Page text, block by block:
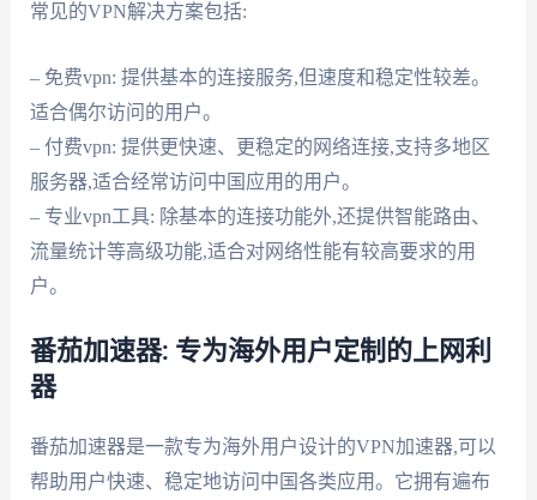
常见的VPN解决方案包括:
– 免费vpn: 提供基本的连接服务,但速度和稳定性较差。
适合偶尔访问的用户。
– 付费vpn: 提供更快速、更稳定的网络连接,支持多地区
服务器,适合经常访问中国应用的用户。
– 专业vpn工具: 除基本的连接功能外,还提供智能路由、
流量统计等高级功能,适合对网络性能有较高要求的用
户。
番茄加速器: 专为海外用户定制的上网利
器
番茄加速器是一款专为海外用户设计的VPN加速器,可以
帮助用户快速、稳定地访问中国各类应用。它拥有遍布